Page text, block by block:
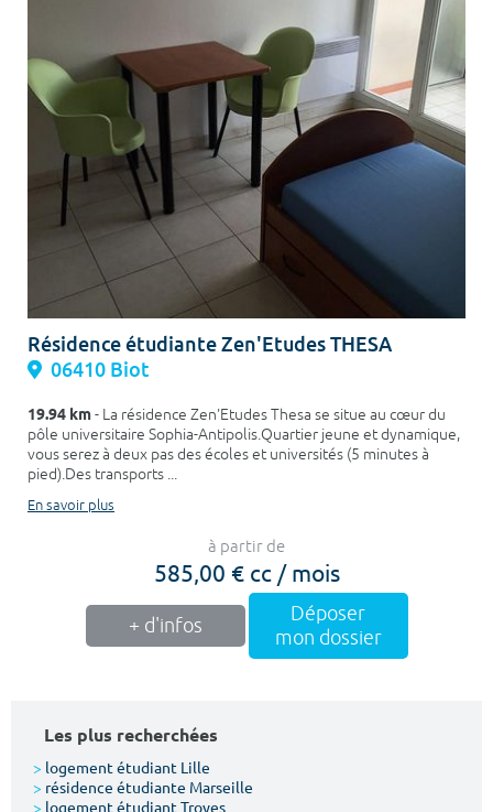
Résidence étudiante Zen'Etudes THESA
06410 Biot
19.94 km- La résidence Zen'Etudes Thesa se situe au cœur du
pôle universitaire Sophia-Antipolis.Quartier jeune et dynamique,
vous serez à deux pas des écoles et universités (5 minutes à
pied).Des transports ...
En savoir plus
à partir de
585,00 € cc / mois
+ d'infos
Déposer
mon dossier
Les plus recherchées
> logement étudiant Lille
> résidence étudiante Marseille
> logement étudiant Troyes